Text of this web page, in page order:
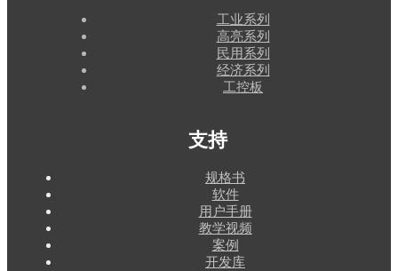
工业系列
高亮系列
民用系列
经济系列
工控板
支持
规格书
软件
用户手册
教学视频
案例
开发库